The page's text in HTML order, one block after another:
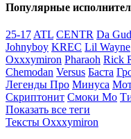
Популярные
25-17 ATL CENTR Da
Johnyboy KREC Lil Wayne
Oxxxymiron Pharaoh Rick
Chemodan Versus Баста
Легенды Про Минуса
Скриптонит Смоки Мо
Показать все теги
Тексты Oxxxymiron